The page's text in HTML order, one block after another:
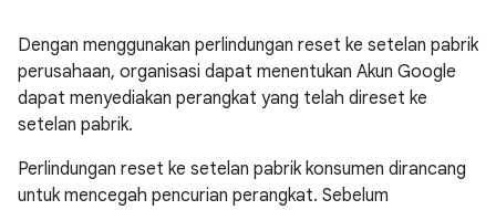
Dengan menggunakan perlindungan reset ke setelan pabrik
perusahaan, organisasi dapat menentukan Akun Google
dapat menyediakan perangkat yang telah direset ke
setelan pabrik.
Perlindungan reset ke setelan pabrik konsumen dirancang
untuk mencegah pencurian perangkat. Sebelum